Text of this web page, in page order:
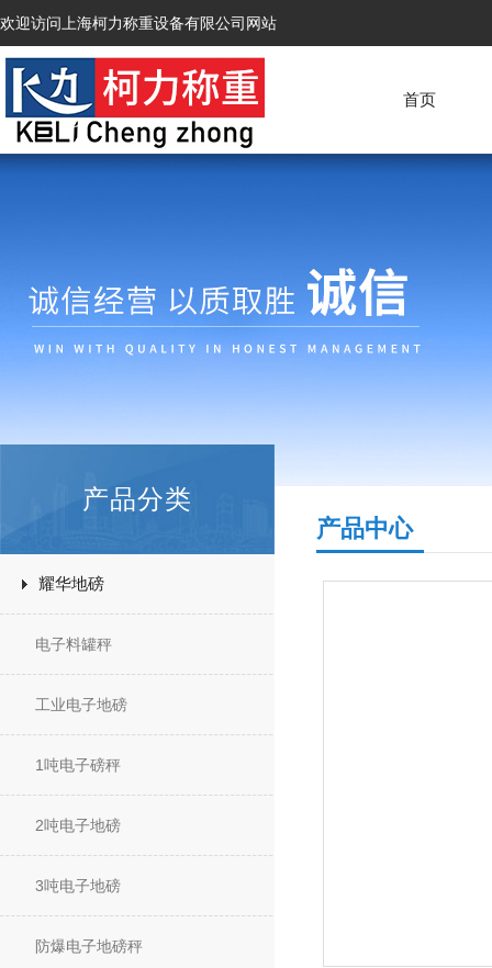
欢迎访问上海柯力称重设备有限公司网站
首页
产品分类
耀华地磅
电子料罐秤
工业电子地磅
1吨电子磅秤
2吨电子地磅
3吨电子地磅
防爆电子地磅秤
产品中心